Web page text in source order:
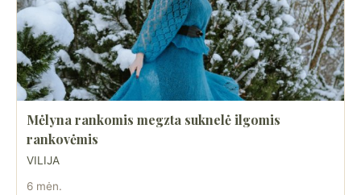
Mėlyna rankomis megzta suknelė ilgomis
rankovėmis
VILIJA
6 mėn.